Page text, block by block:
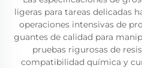
ligeras para tareas delicadas
operaciones intensivas de
guantes de calidad para
pruebas rigurosas de
compatibilidad química y